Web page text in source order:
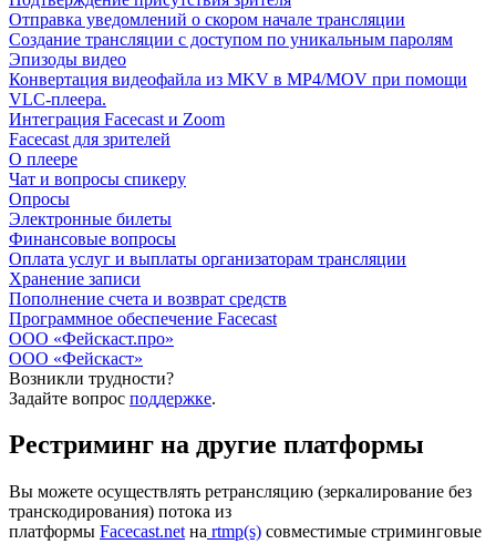
Отправка уведомлений о скором начале трансляции
Создание трансляции с доступом по уникальным паролям
Эпизоды видео
Конвертация видеофайла из MKV в MP4/MOV при помощи
VLC-плеера.
Интеграция Facecast и Zoom
Facecast для зрителей
О плеере
Чат и вопросы спикеру
Опросы
Электронные билеты
Финансовые вопросы
Оплата услуг и выплаты организаторам трансляции
Хранение записи
Пополнение счета и возврат средств
Программное обеспечение Facecast
ООО «Фейскаст.про»
ООО «Фейскаст»
Возникли трудности?
Задайте вопрос поддержке.
Рестриминг на другие платформы
Вы можете осуществлять ретрансляцию (зеркалирование без
транскодирования) потока из
платформы Facecast.net на rtmp(s) совместимые стриминговые